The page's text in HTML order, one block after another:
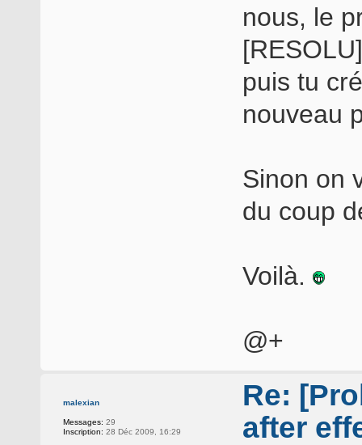
nous, le
puis tu
nouveau
Sinon on
du coup
Voilà.
@+
malexian
Messages: 29
Inscription: 28 Déc 2009, 16:29
Re:
after